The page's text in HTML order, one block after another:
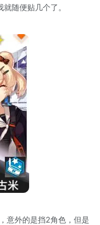
随便贴几个了。
意外的是挡2角色，但是